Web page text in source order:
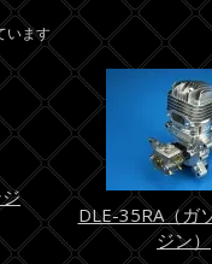
います
DLE-35RA（ガ
ジン）